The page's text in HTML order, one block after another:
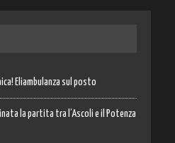
Eliambulanza sul posto
la partita tra l’Ascoli e il Potenza